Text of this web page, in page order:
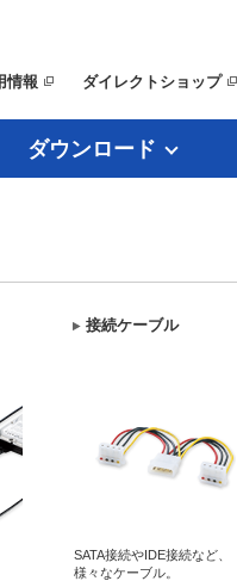
情報 ダイレクトショップ
ダウンロード
接続ケーブル
SATA接続やIDE接続など、
様々なケーブル。